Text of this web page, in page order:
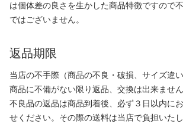
は個体差の良さを生かした商品特徴ですので
ではございません。
返品期限
当店の不手際（商品の不良・破損、サイズ違い
商品に不備がない限り返品、交換は出来ません
不良品の返品は商品到着後、必ず３日以内に
せください。その際の送料は当店で負担いた